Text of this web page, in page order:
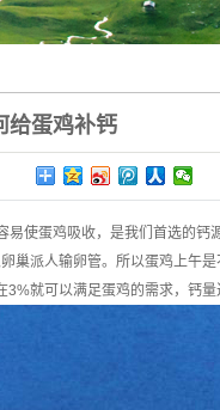
给蛋鸡补钙
使蛋鸡吸收，是我们首选的钙源
派人输卵管。所以蛋鸡上午
就可以满足蛋鸡的需求，钙量